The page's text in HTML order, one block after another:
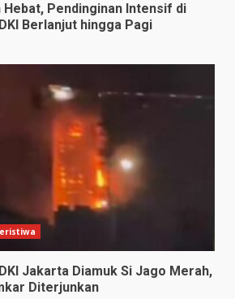
Pendinginan Intensif di
Berlanjut hingga Pagi
Jakarta Diamuk Si Jago Merah,
Diterjunkan